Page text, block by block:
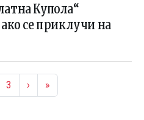
Купола“
се приклучи на
Page
3 › »